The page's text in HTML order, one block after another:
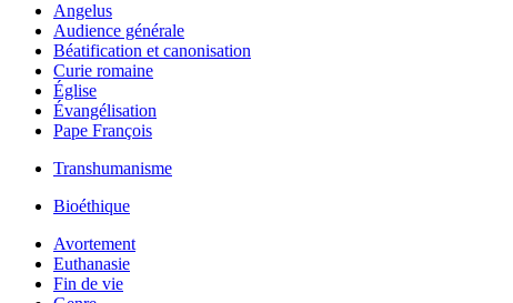
Angelus
Audience générale
Béatification et canonisation
Curie romaine
Église
Évangélisation
Pape François
Transhumanisme
Bioéthique
Avortement
Euthanasie
Fin de vie